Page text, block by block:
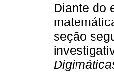
Diante do
seção